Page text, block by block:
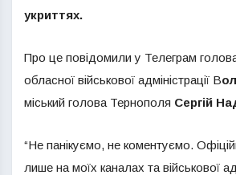
укриттях.
Про це повідомили у Телеграм
обласної військової адміністрації В
міський голова Тернополя Сергій
“Не панікуємо, не коментуємо.
лише на моїх каналах та військової